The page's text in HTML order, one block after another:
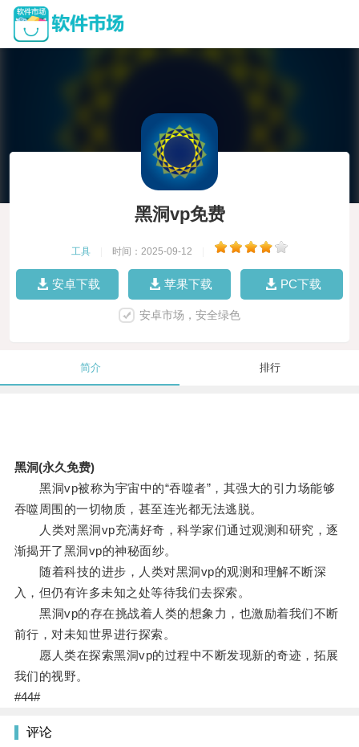
黑洞vp免费
工具 时间：2025-09-12
安卓下载 苹果下载 PC下载
安卓市场，安全绿色
简介 排行
黑洞(永久免费)
黑洞vp被称为宇宙中的“吞噬者”，其强大的引力场能够
吞噬周围的一切物质，甚至连光都无法逃脱。
人类对黑洞vp充满好奇，科学家们通过观测和研究，逐
渐揭开了黑洞vp的神秘面纱。
随着科技的进步，人类对黑洞vp的观测和理解不断深
入，但仍有许多未知之处等待我们去探索。
黑洞vp的存在挑战着人类的想象力，也激励着我们不断
前行，对未知世界进行探索。
愿人类在探索黑洞vp的过程中不断发现新的奇迹，拓展
我们的视野。
#44#
评论